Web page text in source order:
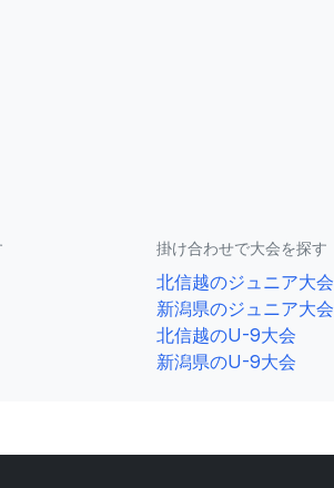
掛け合わせで大会を探す
北信越のジュニア大会
新潟県のジュニア大会
北信越のU-9大会
新潟県のU-9大会